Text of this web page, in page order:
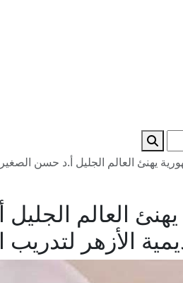
يهنئ العالم الجليل أ.د حسن
العالم
الأزهر